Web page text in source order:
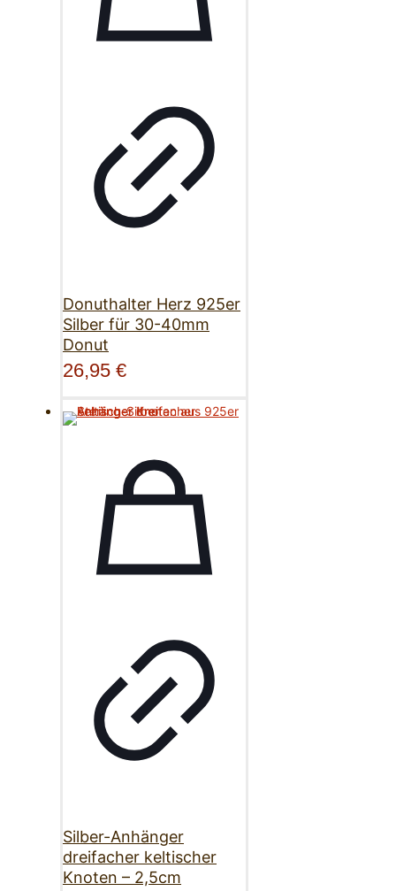
Donuthalter Herz 925er
Silber für 30-40mm
Donut
26,95 €
Silber-Anhänger
dreifacher keltischer
Knoten – 2,5cm